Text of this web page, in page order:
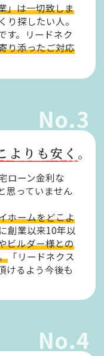
」は一切致しま
り探したい人。
す。リードネク
り添ったご対応
No.3
りも安く。
ローン金利な
思っていません
ホームをどこよ
創業以来10年以
ビルダー様との
「リードネクス
けるよう今後も
No.4